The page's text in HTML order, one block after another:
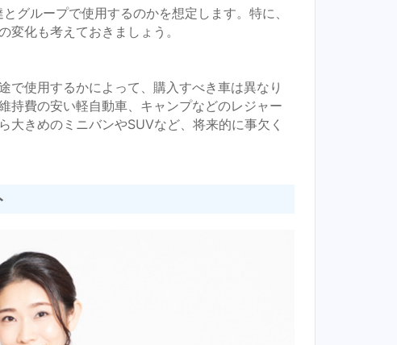
グループで使用するのかを想定します。特に、
化も考えておきましょう。
で使用するかによって、購入すべき車は異なり
持費の安い軽自動車、キャンプなどのレジャー
大きめのミニバンやSUVなど、将来的に事欠く